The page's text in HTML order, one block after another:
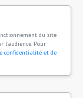
du site
l'audience. Pour
confidentialité et de